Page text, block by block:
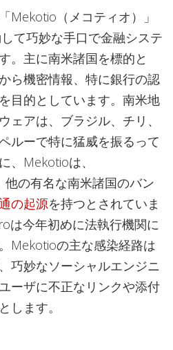
Mekotio（メコティオ）」
て巧妙な手口で金融システ
。主に南米諸国を標的と
ら機密情報、特に銀行の認
目的としています。南米地
ェアは、ブラジル、チリ、
ルーで特に猛威を振るって
、Mekotioは、
他の有名な南米諸国のバン
の起源を持つとされていま
は今年初めに法執行機関に
Mekotioの主な感染経路は
巧妙なソーシャルエンジニ
ーザに不正なリンクや添付
します。